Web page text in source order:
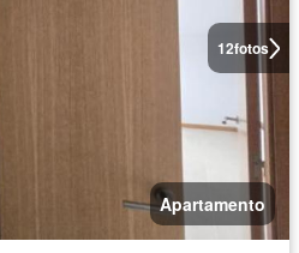
12fotos
Apartamento